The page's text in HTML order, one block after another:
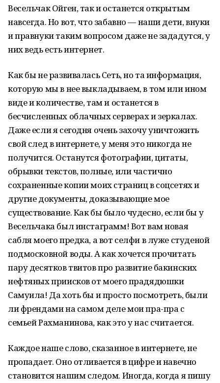
Весельчак Ойген, так и останется открытым
навсегда. Но вот, что забавно — наши дети, внуки
и правнуки таким вопросом даже не зададутся, у
них ведь есть интернет.
Как бы не развивалась Сеть, но та информация,
которую мы в нее выкладываем, в том или ином
виде и количестве, там и останется в
бесчисленных облачных серверах и зеркалах.
Даже если я сегодня очень захочу уничтожить
свой след в интернете, у меня это никогда не
получится. Останутся фотографии, цитаты,
обрывки текстов, полные, или частично
сохраненные копии моих страниц в соцсетях и
другие документы, доказывающие мое
существование. Как бы было чудесно, если бы у
Весельчака был инстаграмм! Вот вам новая
сабля моего предка, а вот селфи в луже студеной
подмосковной воды. А как хочется прочитать
пару десятков твитов про развитие бакинских
нефтяных приисков от моего прадядюшки
Самуила! Да хоть бы и просто посмотреть, были
ли френдами на самом деле мои пра-пра с
семьей Рахманинова, как это у нас считается.
Каждое наше слово, сказанное в интернете, не
пропадает. Оно отливается в цифре и навечно
становится нашим следом. Иногда, когда я пишу